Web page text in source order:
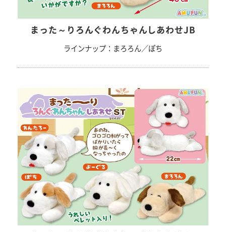
まった～りろんぐわんちゃんしあわせJB
ラインナップ：まろろん／ぽち